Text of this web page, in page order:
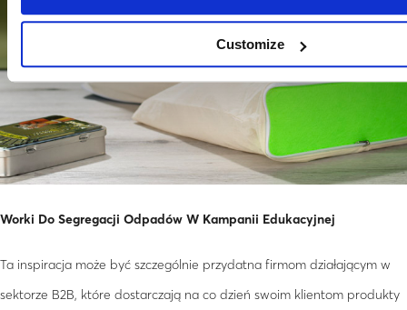
Customize
Worki Do Segregacji Odpadów W Kampanii Edukacyjnej
Ta inspiracja może być szczególnie przydatna firmom działającym w
sektorze B2B, które dostarczają na co dzień swoim klientom produkty